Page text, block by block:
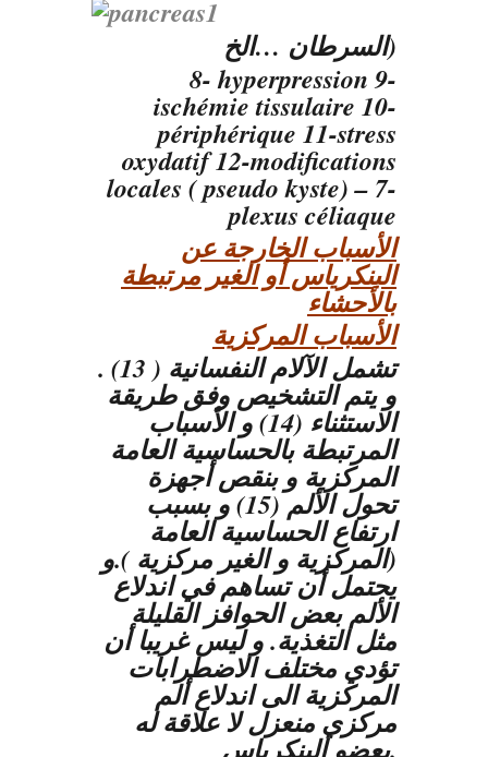
السرطان …الخ)
8- hyperpression 9-
ischémie tissulaire 10-
périphérique 11-stress
oxydatif 12-modifications
locales ( pseudo kyste) – 7-
plexus céliaque
الأسباب الخارجة عن
البنكرياس أو الغير مرتبطة
بالأحشاء
الأسباب المركزية
تشمل الآلام النفسانية ( 13) .
و يتم التشخيص وفق طريقة
الاستثناء (14) و الأسباب
المرتبطة بالحساسية العامة
المركزية و بنقص أجهزة
تحول الألم (15) و بسبب
ارتفاع الحساسية العامة
(المركزية و الغير مركزية ).و
يحتمل أن تساهم في اندلاع
الألم بعض الحوافز القليلة
مثل التغذية. و ليس غريبا أن
تؤدي مختلف الاضطرابات
المركزية الى اندلاع ألم
مركزي منعزل لا علاقة له
بعضو البنكرياس.